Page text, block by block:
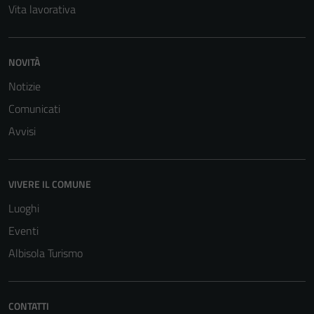
Vita lavorativa
NOVITÀ
Notizie
Comunicati
Avvisi
VIVERE IL COMUNE
Luoghi
Eventi
Albisola Turismo
CONTATTI